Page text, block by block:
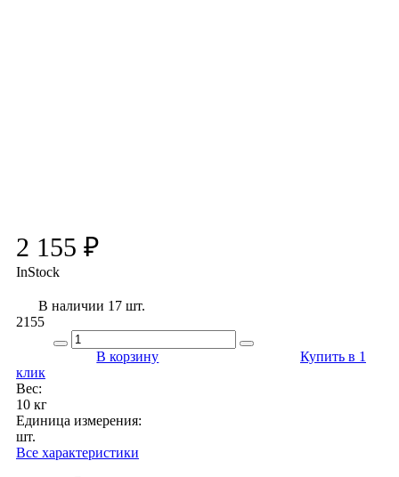
2 155 ₽
InStock
В наличии 17 шт.
2155
В корзину
Купить в 1
клик
Вес:
10 кг
Единица измерения:
шт.
Все характеристики